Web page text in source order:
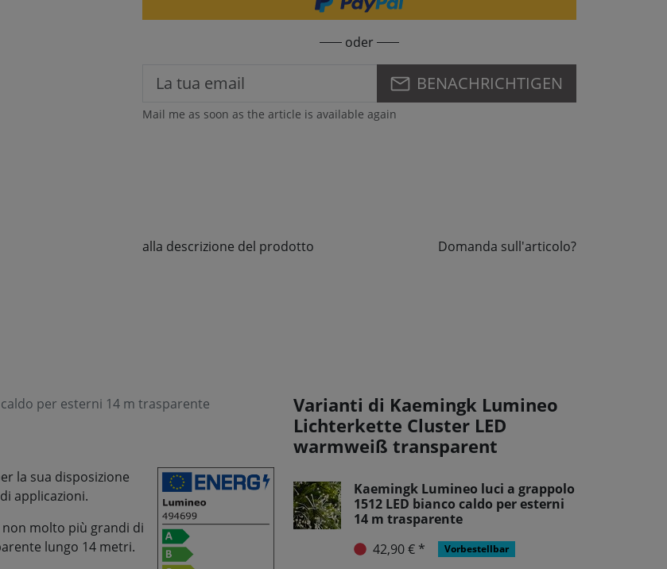
oder
BENACHRICHTIGEN
Mail me as soon as the article is available again
alla descrizione del prodotto Domanda sull'articolo?
per esterni 14 m trasparente
la sua disposizione
applicazioni.
non molto più grandi di
lungo 14 metri.
Varianti di Kaemingk Lumineo
Lichterkette Cluster LED
warmweiß transparent
Kaemingk Lumineo luci a grappolo
1512 LED bianco caldo per esterni
14 m trasparente
42,90 € *
Vorbestellbar